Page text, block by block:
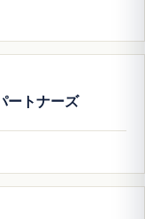
ートナーズ